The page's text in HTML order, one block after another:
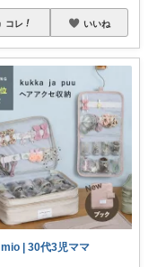
コレ いいね
mio | 30代3児ママ